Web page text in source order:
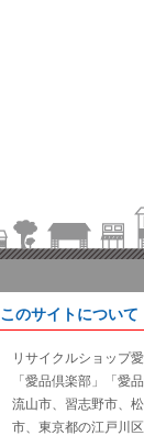
このサイトについて
リサイクルショップ
「愛品倶楽部」「愛
流山市、習志野市、
市、東京都の江戸川